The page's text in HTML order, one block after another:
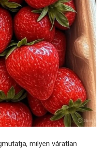
milyen váratlan